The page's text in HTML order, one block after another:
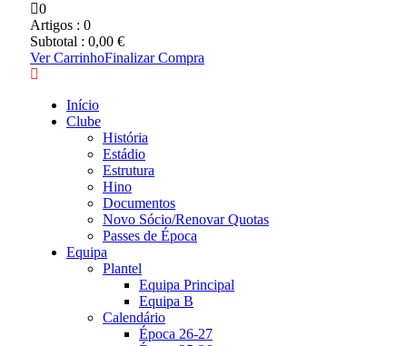
0
Artigos : 0
Subtotal : 0,00 €
Ver CarrinhoFinalizar Compra
Início
Clube
História
Estádio
Estrutura
Hino
Documentos
Novo Sócio/Renovar Quotas
Passes de Época
Equipa
Plantel
Equipa Principal
Equipa B
Calendário
Época 26-27